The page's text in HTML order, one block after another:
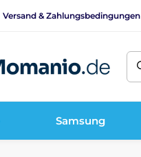
Versand & Zahlungsbedingungen
Samsung